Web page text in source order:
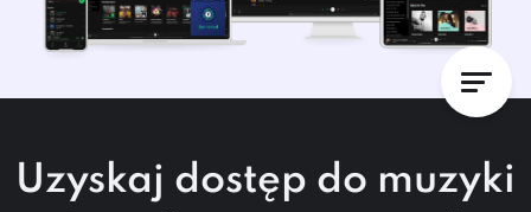
Uzyskaj dostęp do muzyki